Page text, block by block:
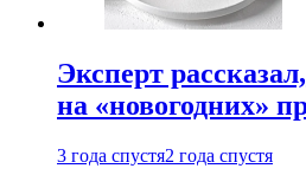
Эксперт
на «новогодних»
3 года спустя2 года спустя